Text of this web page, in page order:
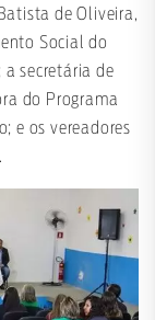
de Oliveira,
Social do
a secretária de
do Programa
e os vereadores